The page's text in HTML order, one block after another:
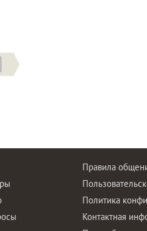
Правила
Политика
Контактная